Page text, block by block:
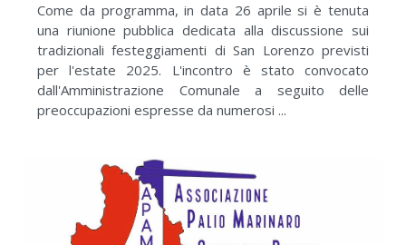
Come da programma, in data 26 aprile si è tenuta
una riunione pubblica dedicata alla discussione sui
tradizionali festeggiamenti di San Lorenzo previsti
per l'estate 2025. L'incontro è stato convocato
dall'Amministrazione Comunale a seguito delle
preoccupazioni espresse da numerosi ...